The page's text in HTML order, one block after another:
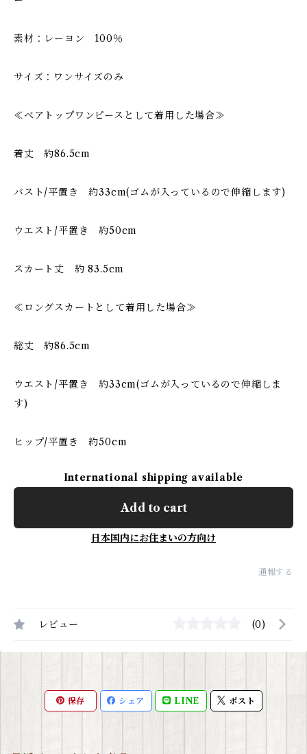
素材：レーヨン 100％
サイズ：ワンサイズのみ
≪ベアトップワンピースとして着用した場合≫
着丈 約86.5cm
バスト/平置き 約33cm(ゴムが入っているので伸縮します)
ウエスト/平置き 約50cm
スカート丈 約 83.5cm
≪ロングスカートとして着用した場合≫
総丈 約86.5cm
ウエスト/平置き 約33cm(ゴムが入っているので伸縮しま
す)
ヒップ/平置き 約50cm
International shipping available
Add to cart
日本国内にお住まいの方向け
通報する
レビュー (0)
保存 シェア LINE ポスト